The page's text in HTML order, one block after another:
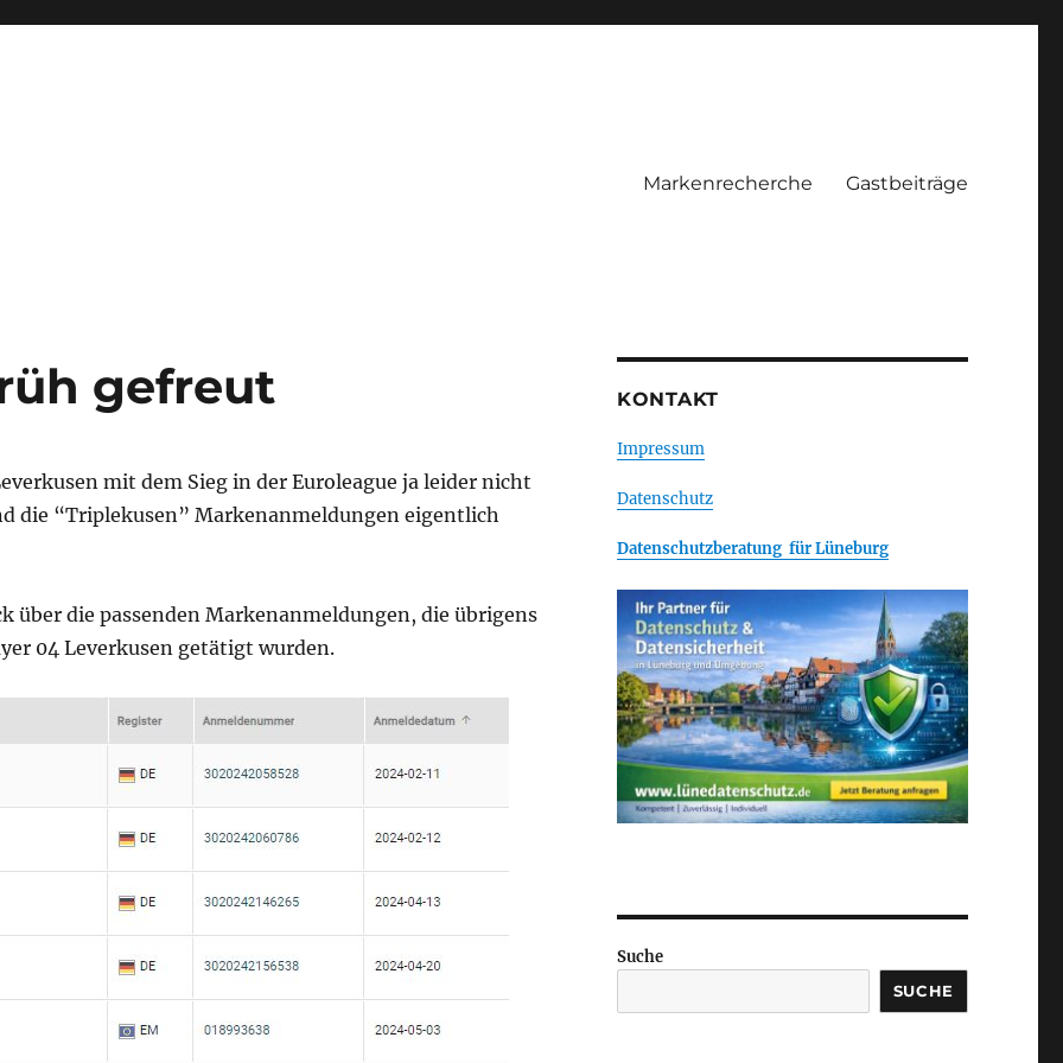
Markenrecherche Gastbeiträge
gefreut
mit dem Sieg in der Euroleague ja leider nicht
die “Triplekusen” Markenanmeldungen eigentlich
über die passenden Markenanmeldungen, die übrigens
04 Leverkusen getätigt wurden.
KONTAKT
Impressum
Datenschutz
Datenschutzberatung für Lüneburg
Suche
SUCHE